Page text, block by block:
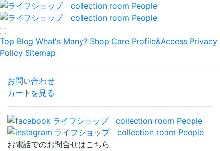
Top Blog What's Many? Shop Care Profile&Access Privacy
Policy Sitemap
お問い合わせ
カートを見る
お電話でのお問合せはこちら